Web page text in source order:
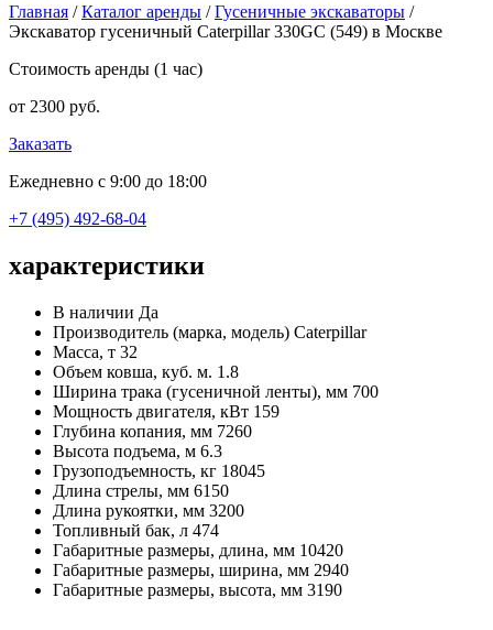
Главная / Каталог аренды / Гусеничные экскаваторы /
Экскаватор гусеничный Caterpillar 330GC (549) в Москве
Стоимость аренды (1 час)
от 2300 руб.
Заказать
Ежедневно с 9:00 до 18:00
+7 (495) 492-68-04
характеристики
В наличии Да
Производитель (марка, модель) Caterpillar
Масса, т 32
Объем ковша, куб. м. 1.8
Ширина трака (гусеничной ленты), мм 700
Мощность двигателя, кВт 159
Глубина копания, мм 7260
Высота подъема, м 6.3
Грузоподъемность, кг 18045
Длина стрелы, мм 6150
Длина рукоятки, мм 3200
Топливный бак, л 474
Габаритные размеры, длина, мм 10420
Габаритные размеры, ширина, мм 2940
Габаритные размеры, высота, мм 3190